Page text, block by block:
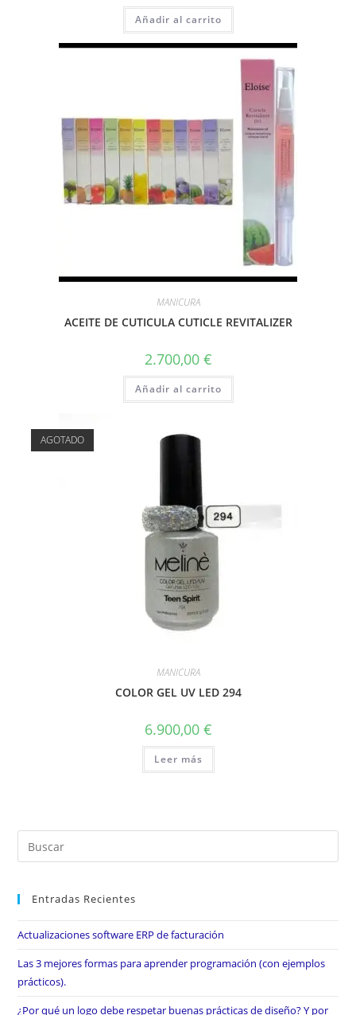
Añadir al carrito
MANICURA
ACEITE DE CUTICULA CUTICLE REVITALIZER
2.700,00 €
Añadir al carrito
AGOTADO
MANICURA
COLOR GEL UV LED 294
6.900,00 €
Leer más
Entradas Recientes
Actualizaciones software ERP de facturación
Las 3 mejores formas para aprender programación (con ejemplos
prácticos).
¿Por qué un logo debe respetar buenas prácticas de diseño? Y por